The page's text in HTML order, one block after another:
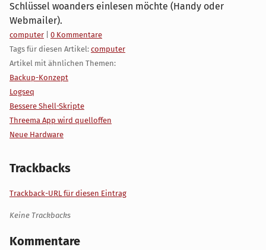
Schlüssel woanders einlesen möchte (Handy oder
Webmailer).
Kategorien:
computer
0 Kommentare
Tags für diesen Artikel: computer
Artikel mit ähnlichen Themen:
Backup-Konzept
Logseq
Bessere Shell-Skripte
Threema App wird quelloffen
Neue Hardware
Trackbacks
Trackback-URL für diesen Eintrag
Keine Trackbacks
Kommentare